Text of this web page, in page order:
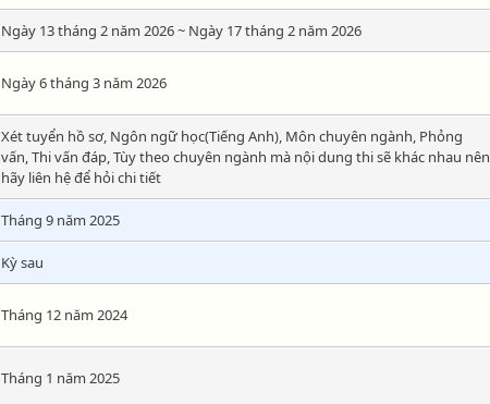
Ngày 13 tháng 2 năm 2026 ~ Ngày 17 tháng 2 năm 2026
Ngày 6 tháng 3 năm 2026
Xét tuyển hồ sơ, Ngôn ngữ học(Tiếng Anh), Môn chuyên ngành, Phỏng
vấn, Thi vấn đáp, Tùy theo chuyên ngành mà nội dung thi sẽ khác nhau nên
hãy liên hệ để hỏi chi tiết
Tháng 9 năm 2025
Kỳ sau
Tháng 12 năm 2024
Tháng 1 năm 2025